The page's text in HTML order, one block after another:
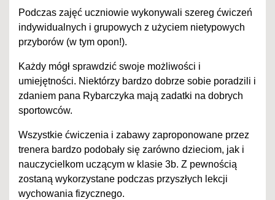
Podczas zajęć uczniowie wykonywali szereg ćwiczeń
indywidualnych i grupowych z użyciem nietypowych
przyborów (w tym opon!).
Każdy mógł sprawdzić swoje możliwości i
umiejętności. Niektórzy bardzo dobrze sobie poradzili i
zdaniem pana Rybarczyka mają zadatki na dobrych
sportowców.
Wszystkie ćwiczenia i zabawy zaproponowane przez
trenera bardzo podobały się zarówno dzieciom, jak i
nauczycielkom uczącym w klasie 3b. Z pewnością
zostaną wykorzystane podczas przyszłych lekcji
wychowania fizycznego.